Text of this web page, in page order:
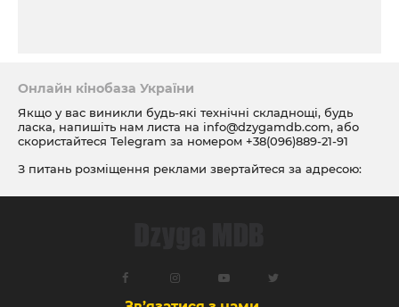
Онлайн кінобаза України
Якщо у вас виникли будь-які технічні складнощі, будь
ласка, напишіть нам листа на info@dzygamdb.com, або
скористайтеся Telegram за номером +38(096)889-21-91
З питань розміщення реклами звертайтеся за адресою:
посиланням